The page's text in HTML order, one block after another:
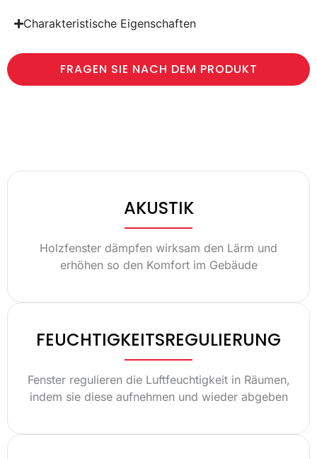
Charakteristische Eigenschaften
FRAGEN SIE NACH DEM PRODUKT
AKUSTIK
Holzfenster dämpfen wirksam den Lärm und
erhöhen so den Komfort im Gebäude
FEUCHTIGKEITSREGULIERUNG
Fenster regulieren die Luftfeuchtigkeit in Räumen,
indem sie diese aufnehmen und wieder abgeben